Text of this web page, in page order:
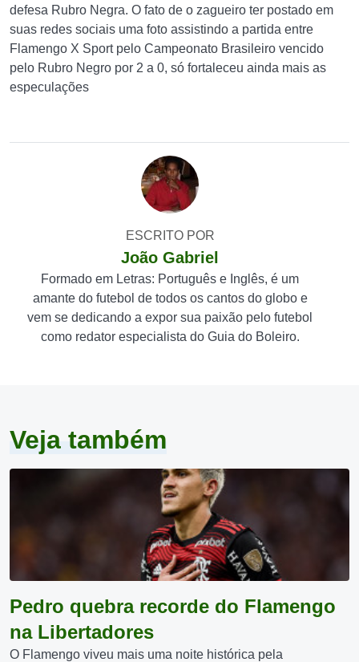
defesa Rubro Negra. O fato de o zagueiro ter postado em
suas redes sociais uma foto assistindo a partida entre
Flamengo X Sport pelo Campeonato Brasileiro vencido
pelo Rubro Negro por 2 a 0, só fortaleceu ainda mais as
especulações
ESCRITO POR
João Gabriel
Formado em Letras: Português e Inglês, é um
amante do futebol de todos os cantos do globo e
vem se dedicando a expor sua paixão pelo futebol
como redator especialista do Guia do Boleiro.
Veja também
Pedro quebra recorde do Flamengo
na Libertadores
O Flamengo viveu mais uma noite histórica pela